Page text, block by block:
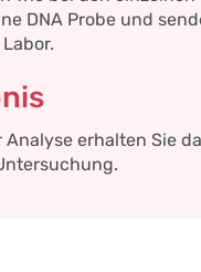
DNA Probe und
erhalten Sie